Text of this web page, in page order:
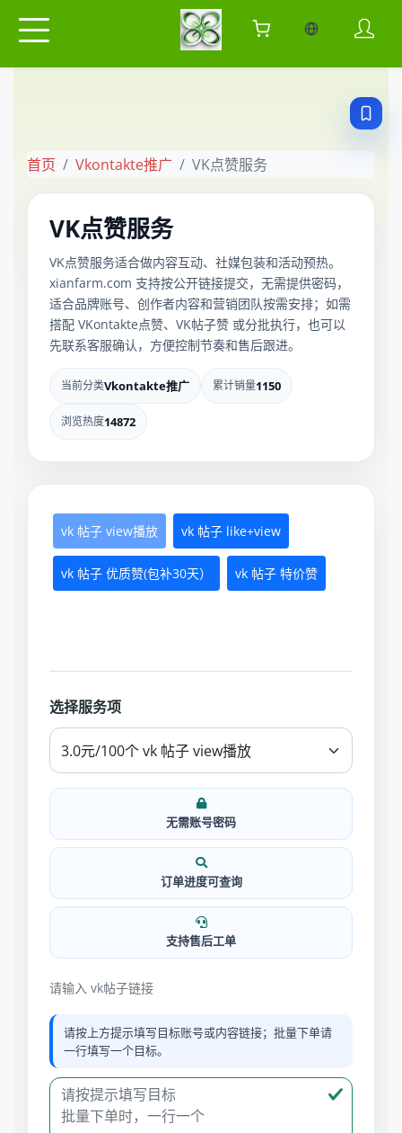
当前语言：中
首页 Vkontakte推广 VK点赞服务
VK点赞服务
VK点赞服务适合做内容互动、社媒包装和活动预热。
xianfarm.com 支持按公开链接提交，无需提供密码，
适合品牌账号、创作者内容和营销团队按需安排；如需
搭配 VKontakte点赞、VK帖子赞 或分批执行，也可以
先联系客服确认，方便控制节奏和售后跟进。
当前分类Vkontakte推广 累计销量1150
浏览热度14872
vk 帖子 view播放 vk 帖子 like+view
vk 帖子 优质赞(包补30天） vk 帖子 特价赞
选择服务项
无需账号密码
订单进度可查询
支持售后工单
请输入 vk帖子链接
请按上方提示填写目标账号或内容链接；批量下单请
一行填写一个目标。